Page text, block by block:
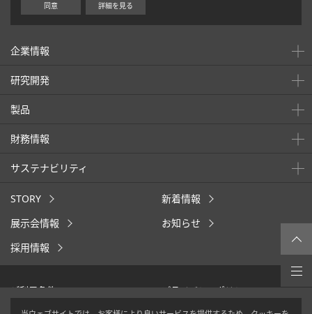
同意 詳細を見る
企業情報
研究開発
製品
財務情報
サステナビリティ
STORY
新着情報
展示会情報
お知らせ
採用情報
ご利用条件
プライバシーポリシー
クッキーポリシー
ウェブアクセシビリティ